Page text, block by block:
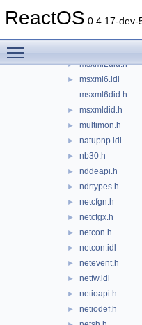
ReactOS 0.4.17-dev-
► mswsockdef.h
► msxml2did.h
►
msxml6.idl
msxml6did.h
► msxmldid.h
► multimon.h
► natupnp.idl
► nb30.h
► nddeapi.h
► ndrtypes.h
► netcfgn.h
► netcfgx.h
► netcon.h
► netcon.idl
► netevent.h
► netfw.idl
► netioapi.h
► netiodef.h